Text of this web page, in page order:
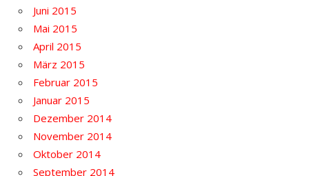
Juni 2015
Mai 2015
April 2015
März 2015
Februar 2015
Januar 2015
Dezember 2014
November 2014
Oktober 2014
September 2014